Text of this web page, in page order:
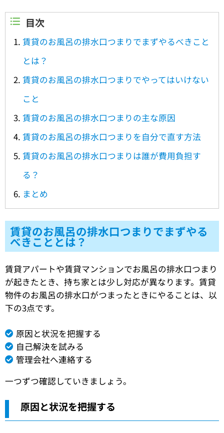
目次
賃貸のお風呂の排水口つまりでまずやるべきこと
とは？
賃貸のお風呂の排水口つまりでやってはいけない
こと
賃貸のお風呂の排水口つまりの主な原因
賃貸のお風呂の排水口つまりを自分で直す方法
賃貸のお風呂の排水口つまりは誰が費用負担す
る？
まとめ
賃貸のお風呂の排水口つまりでまずやる
べきこととは？
賃貸アパートや賃貸マンションでお風呂の排水口つまり
が起きたとき、持ち家とは少し対応が異なります。賃貸
物件のお風呂の排水口がつまったときにやることは、以
下の3点です。
原因と状況を把握する
自己解決を試みる
管理会社へ連絡する
一つずつ確認していきましょう。
原因と状況を把握する